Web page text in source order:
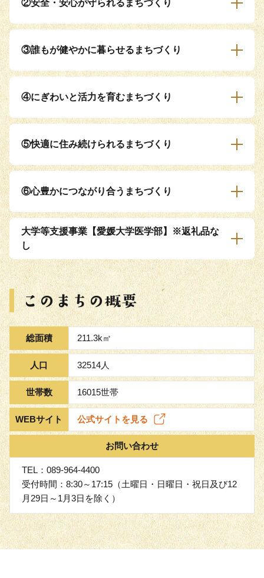
②安全・安心が守られるまちづくり
③誰もが健やかに暮らせるまちづくり
④にぎわいと活力を育むまちづくり
⑤快適に住み続けられるまちづくり
⑥心豊かにつながり合うまちづくり
大学等支援事業【愛媛大学医学部】※返礼品な
し
総面積 211.3k㎡
人口 32514人
世帯数 16015世帯
WEBサイト 公式サイトを見る
お問い合わせ
TEL：089-964-4400
受付時間：8:30～17:15（土曜日・日曜日・祝日及び12
月29日～1月3日を除く）